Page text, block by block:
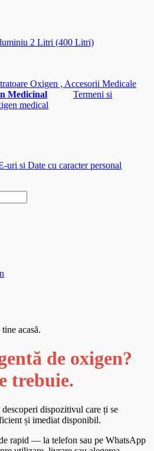
2 Litri (400 Litri)
Oxigen , Accesorii Medicale
Medicinal
Termeni si
si Date cu caracter personal
acasă.
de oxigen?
trebuie.
dispozitivul care ți se
și imediat disponibil.
rapid — la telefon sau pe WhatsApp